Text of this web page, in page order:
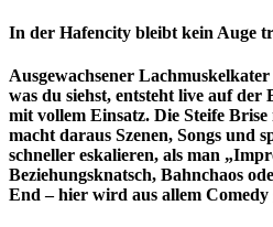
In der Hafencity bleibt kein Auge
Ausgewachsener
was du siehst, entsteht live auf
mit vollem Einsatz. Die Steife
macht daraus Szenen, Songs und
schneller eskalieren, als man
Beziehungsknatsch, Bahnchaos
End – hier wird aus allem Comedy